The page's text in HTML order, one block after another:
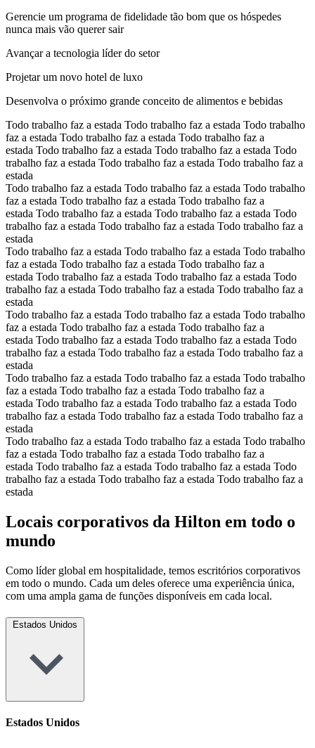
Gerencie um programa de fidelidade tão bom que os hóspedes
nunca mais vão querer sair
Avançar a tecnologia líder do setor
Projetar um novo hotel de luxo
Desenvolva o próximo grande conceito de alimentos e bebidas
Todo trabalho faz a estada Todo trabalho faz a estada Todo trabalho
faz a estada Todo trabalho faz a estada Todo trabalho faz a
estada Todo trabalho faz a estada Todo trabalho faz a estada Todo
trabalho faz a estada Todo trabalho faz a estada Todo trabalho faz a
estada
Todo trabalho faz a estada Todo trabalho faz a estada Todo trabalho
faz a estada Todo trabalho faz a estada Todo trabalho faz a
estada Todo trabalho faz a estada Todo trabalho faz a estada Todo
trabalho faz a estada Todo trabalho faz a estada Todo trabalho faz a
estada
Todo trabalho faz a estada Todo trabalho faz a estada Todo trabalho
faz a estada Todo trabalho faz a estada Todo trabalho faz a
estada Todo trabalho faz a estada Todo trabalho faz a estada Todo
trabalho faz a estada Todo trabalho faz a estada Todo trabalho faz a
estada
Todo trabalho faz a estada Todo trabalho faz a estada Todo trabalho
faz a estada Todo trabalho faz a estada Todo trabalho faz a
estada Todo trabalho faz a estada Todo trabalho faz a estada Todo
trabalho faz a estada Todo trabalho faz a estada Todo trabalho faz a
estada
Todo trabalho faz a estada Todo trabalho faz a estada Todo trabalho
faz a estada Todo trabalho faz a estada Todo trabalho faz a
estada Todo trabalho faz a estada Todo trabalho faz a estada Todo
trabalho faz a estada Todo trabalho faz a estada Todo trabalho faz a
estada
Todo trabalho faz a estada Todo trabalho faz a estada Todo trabalho
faz a estada Todo trabalho faz a estada Todo trabalho faz a
estada Todo trabalho faz a estada Todo trabalho faz a estada Todo
trabalho faz a estada Todo trabalho faz a estada Todo trabalho faz a
estada
Locais corporativos da Hilton em todo o
mundo
Como líder global em hospitalidade, temos escritórios corporativos
em todo o mundo. Cada um deles oferece uma experiência única,
com uma ampla gama de funções disponíveis em cada local.
Estados Unidos
Estados Unidos